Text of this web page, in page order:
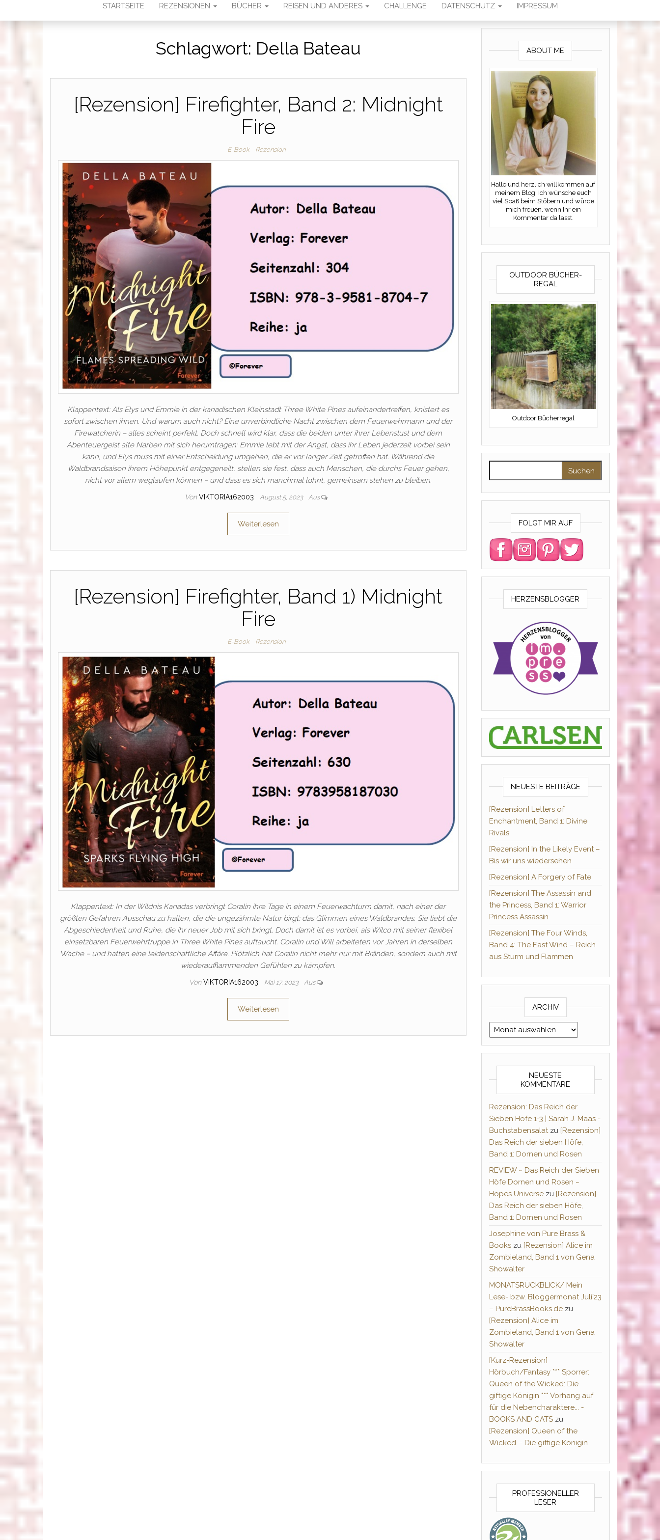
STARTSEITE REZENSIONEN BÜCHER REISEN UND ANDERES CHALLENGE DATENSCHUTZ IMPRESSUM
Schlagwort: Della Bateau
[Rezension] Firefighter, Band 2: Midnight
Fire
E-Book Rezension
Klappentext: Als Elys und Emmie in der kanadischen Kleinstadt Three White Pines aufeinandertreffen, knistert es
sofort zwischen ihnen. Und warum auch nicht? Eine unverbindliche Nacht zwischen dem Feuerwehrmann und der
Firewatcherin – alles scheint perfekt. Doch schnell wird klar, dass die beiden unter ihrer Lebenslust und dem
Abenteuergeist alte Narben mit sich herumtragen: Emmie lebt mit der Angst, dass ihr Leben jederzeit vorbei sein
kann, und Elys muss mit einer Entscheidung umgehen, die er vor langer Zeit getroffen hat. Während die
Waldbrandsaison ihrem Höhepunkt entgegeneilt, stellen sie fest, dass auch Menschen, die durchs Feuer gehen,
nicht vor allem weglaufen können – und dass es sich manchmal lohnt, gemeinsam stehen zu bleiben.
Von VIKTORIA162003 August 5, 2023 Aus
Weiterlesen
[Rezension] Firefighter, Band 1) Midnight
Fire
E-Book Rezension
Klappentext: In der Wildnis Kanadas verbringt Coralin ihre Tage in einem Feuerwachturm damit, nach einer der
größten Gefahren Ausschau zu halten, die die ungezähmte Natur birgt: das Glimmen eines Waldbrandes. Sie liebt die
Abgeschiedenheit und Ruhe, die ihr neuer Job mit sich bringt. Doch damit ist es vorbei, als Wilco mit seiner flexibel
einsetzbaren Feuerwehrtruppe in Three White Pines auftaucht. Coralin und Will arbeiteten vor Jahren in derselben
Wache – und hatten eine leidenschaftliche Affäre. Plötzlich hat Coralin nicht mehr nur mit Bränden, sondern auch mit
wiederaufflammenden Gefühlen zu kämpfen.
Von VIKTORIA162003 Mai 17, 2023 Aus
Weiterlesen
ABOUT ME
Hallo und herzlich willkommen auf
meinem Blog. Ich wünsche euch
viel Spaß beim Stöbern und würde
mich freuen, wenn Ihr ein
Kommentar da lasst.
OUTDOOR BÜCHER-
REGAL
Outdoor Bücherregal
FOLGT MIR AUF
HERZENSBLOGGER
NEUESTE BEITRÄGE
[Rezension] Letters of
Enchantment, Band 1: Divine
Rivals
[Rezension] In the Likely Event –
Bis wir uns wiedersehen
[Rezension] A Forgery of Fate
[Rezension] The Assassin and
the Princess, Band 1: Warrior
Princess Assassin
[Rezension] The Four Winds,
Band 4: The East Wind – Reich
aus Sturm und Flammen
ARCHIV
Archiv
NEUESTE
KOMMENTARE
Rezension: Das Reich der
Sieben Höfe 1-3 | Sarah J. Maas -
Buchstabensalatzu [Rezension]
Das Reich der sieben Höfe,
Band 1: Dornen und Rosen
REVIEW ~ Das Reich der Sieben
Höfe Dornen und Rosen ~
Hopes Universezu [Rezension]
Das Reich der sieben Höfe,
Band 1: Dornen und Rosen
Josephine von Pure Brass &
Bookszu [Rezension] Alice im
Zombieland, Band 1 von Gena
Showalter
MONATSRÜCKBLICK/ Mein
Lese- bzw. Bloggermonat Juli´23
– PureBrassBooks.dezu
[Rezension] Alice im
Zombieland, Band 1 von Gena
Showalter
[Kurz-Rezension]
Hörbuch/Fantasy *** Sporrer:
Queen of the Wicked: Die
giftige Königin *** Vorhang auf
für die Nebencharaktere... -
BOOKS AND CATSzu
[Rezension] Queen of the
Wicked – Die giftige Königin
PROFESSIONELLER
LESER